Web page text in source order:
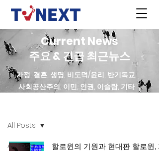
Current News
주요 & 긴급 최근뉴스
가정, 결혼, 생명, 비도덕/윤리, 반기독교,
사회공산주의, 이민, 인권, 이슬람, 기타
All Posts
All Posts
할로윈의 기원과 현대판 할로윈,